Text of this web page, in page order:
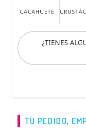
CACAHUETE
¿TIENES
TU PEDIDO,